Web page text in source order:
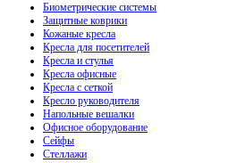
Биометрические системы
Защитные коврики
Кожаные кресла
Кресла для посетителей
Кресла и стулья
Кресла офисные
Кресла с сеткой
Кресло руководителя
Напольные вешалки
Офисное оборудование
Сейфы
Стеллажи